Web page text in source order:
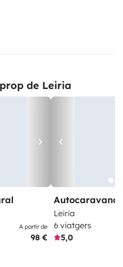
de Leiria
A partir de
98 €
Autocaravana
Leiria
6 viatgers
5,0